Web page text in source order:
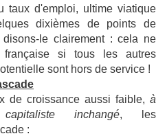
taux d'emploi, ultime viatique
dixièmes de points de
le clairement : cela ne
française si tous les autres
sont hors de service !
de croissance aussi faible, à
inchangé, les
: